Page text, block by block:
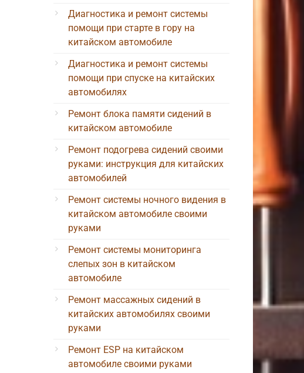
Диагностика и ремонт системы
помощи при старте в гору на
китайском автомобиле
Диагностика и ремонт системы
помощи при спуске на китайских
автомобилях
Ремонт блока памяти сидений в
китайском автомобиле
Ремонт подогрева сидений своими
руками: инструкция для китайских
автомобилей
Ремонт системы ночного видения в
китайском автомобиле своими
руками
Ремонт системы мониторинга
слепых зон в китайском
автомобиле
Ремонт массажных сидений в
китайских автомобилях своими
руками
Ремонт ESP на китайском
автомобиле своими руками